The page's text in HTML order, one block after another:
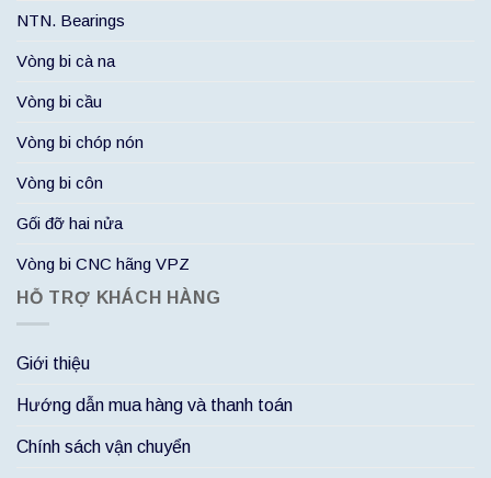
NTN. Bearings
Vòng bi cà na
Vòng bi cầu
Vòng bi chóp nón
Vòng bi côn
Gối đỡ hai nửa
Vòng bi CNC hãng VPZ
HỖ TRỢ KHÁCH HÀNG
Giới thiệu
Hướng dẫn mua hàng và thanh toán
Chính sách vận chuyển